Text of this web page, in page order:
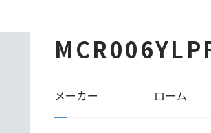
メーカー ローム